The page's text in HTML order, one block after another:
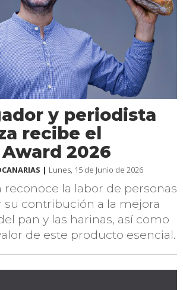
y periodista
recibe el
2026
| Lunes, 15 de Junio de 2026
reconoce la labor de personas
su contribución a la mejora
pan y las harinas, así como
de este producto esencial.